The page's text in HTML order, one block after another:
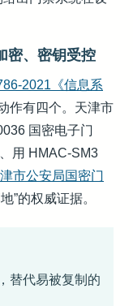
密、密钥受控
2021《信息系
作有四个。天津市
国密电子门
用 HMAC-SM3
市公安局国密门
”的权威证据。
替代易被复制的